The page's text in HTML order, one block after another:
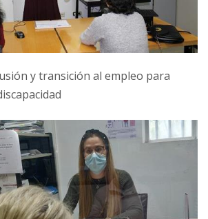
y transición al empleo para